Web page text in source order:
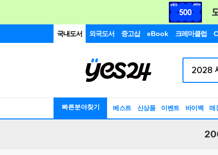
국내도서 외국도서 중고샵 eBook 크레마클럽
빠른분야찾기 베스트 신상품 이벤트 바이백 매